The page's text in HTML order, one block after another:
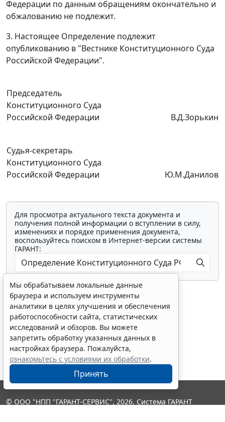
Федерации по данным обращениям окончательно и
обжалованию не подлежит.
3. Настоящее Определение подлежит
опубликованию в "Вестнике Конституционного Суда
Российской Федерации".
Председатель
Конституционного Суда
Российской Федерации
В.Д.Зорькин
Судья-секретарь
Конституционного Суда
Российской Федерации
Ю.М.Данилов
Для просмотра актуального текста документа и
получения полной информации о вступлении в силу,
изменениях и порядке применения документа,
воспользуйтесь поиском в Интернет-версии системы
ГАРАНТ:
Показать все материалы
Мы обрабатываем локальные данные
браузера и используем инструменты
аналитики в целях улучшения и обеспечения
работоспособности сайта, статистических
исследований и обзоров. Вы можете
запретить обработку указанных данных в
настройках браузера. Пожалуйста,
ознакомьтесь с условиями их обработки.
Принять
© ООО "НПП "ГАРАНТ-СЕРВИС", 2026. Система ГАРАНТ